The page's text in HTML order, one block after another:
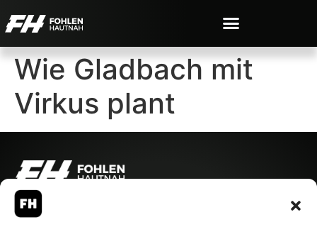
Wie Gladbach mit
Virkus plant
© 2007-2026 Fohlen-Hautnah.de
– Alle rechte vorbehalten.